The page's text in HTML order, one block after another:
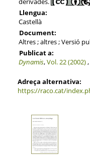
Llengua:
Castellà
Document:
Altres ; altres ; Versió
Publicat a:
Dynamis,Vol. 22 (2002),
Adreça alternativa:
https://raco.cat/